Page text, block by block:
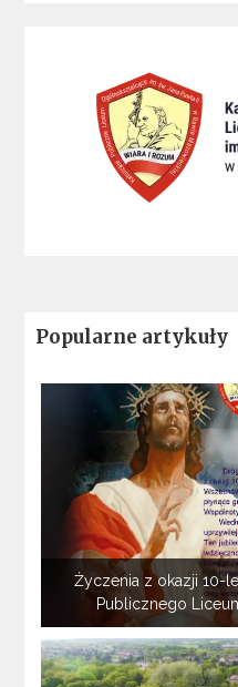
Popularne artykuły
Życzenia z okazji 10-
Publicznego